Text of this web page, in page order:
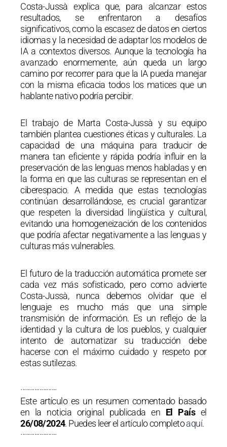
Costa-Jussà explica que, para alcanzar estos
resultados, se enfrentaron a desafíos
significativos, como la escasez de datos en ciertos
idiomas y la necesidad de adaptar los modelos de
IA a contextos diversos. Aunque la tecnología ha
avanzado enormemente, aún queda un largo
camino por recorrer para que la IA pueda manejar
con la misma eficacia todos los matices que un
hablante nativo podría percibir.
El trabajo de Marta Costa-Jussà y su equipo
también plantea cuestiones éticas y culturales. La
capacidad de una máquina para traducir de
manera tan eficiente y rápida podría influir en la
preservación de las lenguas menos habladas y en
la forma en que las culturas se representan en el
ciberespacio. A medida que estas tecnologías
continúan desarrollándose, es crucial garantizar
que respeten la diversidad lingüística y cultural,
evitando una homogeneización de los contenidos
que podría afectar negativamente a las lenguas y
culturas más vulnerables.
El futuro de la traducción automática promete ser
cada vez más sofisticado, pero como advierte
Costa-Jussà, nunca debemos olvidar que el
lenguaje es mucho más que una simple
transmisión de información. Es un reflejo de la
identidad y la cultura de los pueblos, y cualquier
intento de automatizar su traducción debe
hacerse con el máximo cuidado y respeto por
estas sutilezas.
·····················
Este artículo es un resumen comentado basado
en la noticia original publicada en El Paísel
26/08/2024. Puedes leer el artículo completoaquí.
·····················